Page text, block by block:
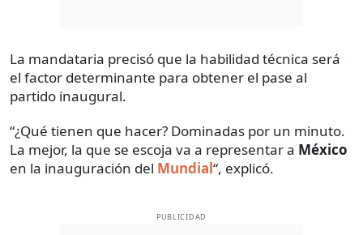
La mandataria precisó que la habilidad técnica será
el factor determinante para obtener el pase al
partido inaugural.
“¿Qué tienen que hacer? Dominadas por un minuto.
La mejor, la que se escoja va a representar a México
en la inauguración del Mundial“, explicó.
PUBLICIDAD